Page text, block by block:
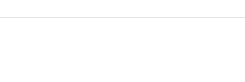
Sorulan Sorular ve Cevaplar